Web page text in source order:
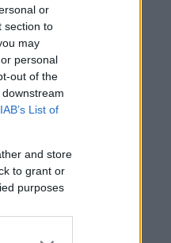
or
section to
may
personal
out of the
IAB’s List of
and store
to grant or
purposes